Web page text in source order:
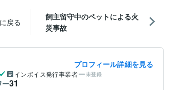
戻る
飼主留守中のペットによる火
災事故
プロフィール詳細を見る
インボイス発行事業者 未登録
ー31